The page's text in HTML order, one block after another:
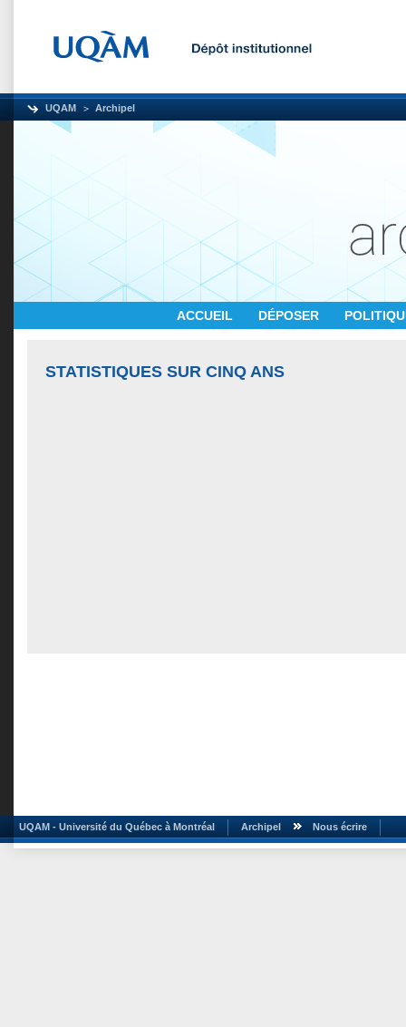
UQAM Archipel
ACCUEIL DÉPOSER
STATISTIQUES SUR CINQ ANS
UQAM - Université du Québec à Montréal Archipel Nous écrire